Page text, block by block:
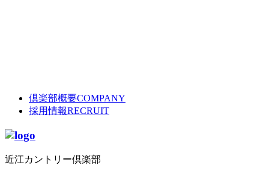
倶楽部概要COMPANY
採用情報RECRUIT
近江カントリー倶楽部